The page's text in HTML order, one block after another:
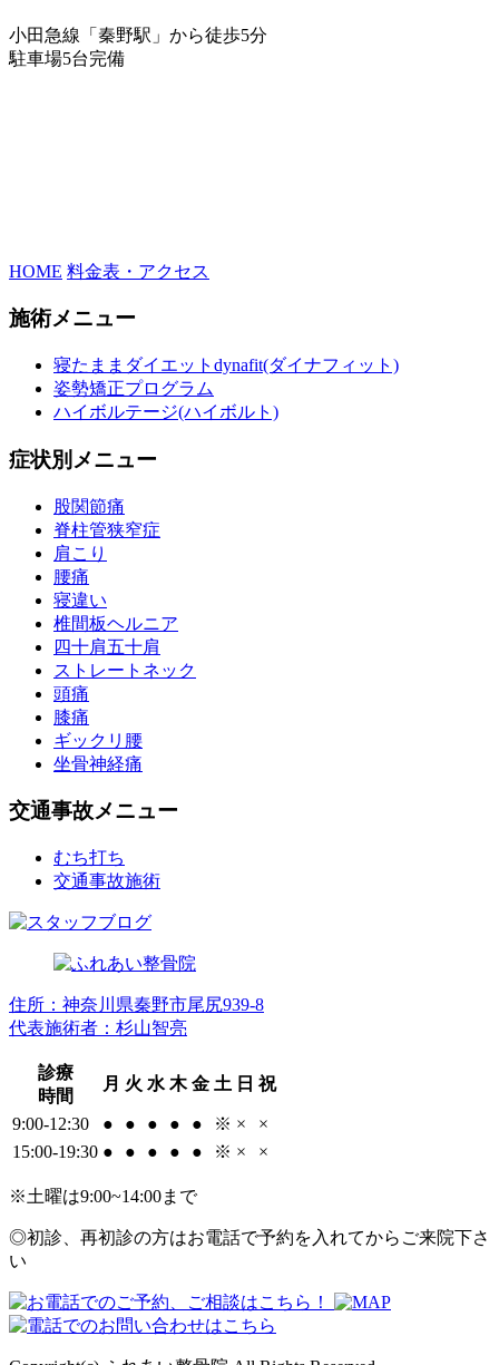
小田急線「秦野駅」から徒歩5分
駐車場5台完備
HOME 料金表・アクセス
施術メニュー
寝たままダイエットdynafit(ダイナフィット)
姿勢矯正プログラム
ハイボルテージ(ハイボルト)
症状別メニュー
股関節痛
脊柱管狭窄症
肩こり
腰痛
寝違い
椎間板ヘルニア
四十肩五十肩
ストレートネック
頭痛
膝痛
ギックリ腰
坐骨神経痛
交通事故メニュー
むち打ち
交通事故施術
住所：神奈川県秦野市尾尻939-8
代表施術者：杉山智亮
診療
時間
月 火 水 木 金 土 日 祝
9:00-12:30 ● ● ● ● ● ※ ×
×
15:00-19:30 ● ● ● ● ● ※ × ×
※土曜は9:00~14:00まで
◎初診、再初診の方はお電話で予約を入れてからご来院下さ
い